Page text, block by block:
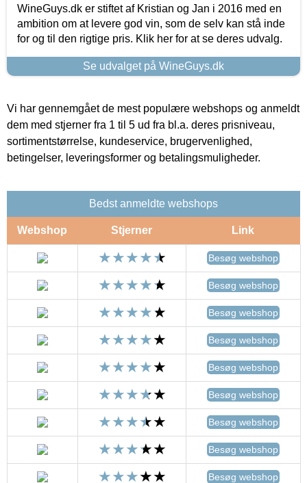
WineGuys.dk er stiftet af Kristian og Jan i 2016 med en
ambition om at levere god vin, som de selv kan stå inde
for og til den rigtige pris. Klik her for at se deres udvalg.
Se udvalget på WineGuys.dk
Vi har gennemgået de mest populære webshops og anmeldt
dem med stjerner fra 1 til 5 ud fra bl.a. deres prisniveau,
sortimentstørrelse, kundeservice, brugervenlighed,
betingelser, leveringsformer og betalingsmuligheder.
Bedst anmeldte webshops
Webshop Stjerner Link
Besøg webshop
Besøg webshop
Besøg webshop
Besøg webshop
Besøg webshop
Besøg webshop
Besøg webshop
Besøg webshop
Besøg webshop